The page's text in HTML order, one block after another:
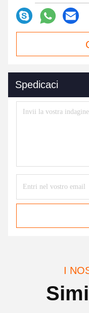
Spedicaci
I